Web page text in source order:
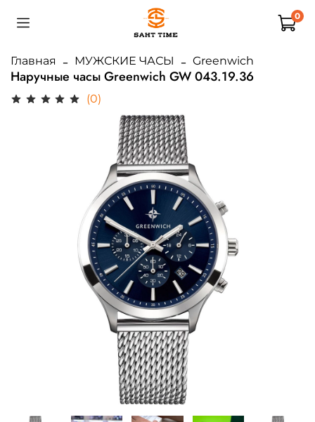
0
Главная МУЖСКИЕ ЧАСЫ Greenwich
Наручные часы Greenwich GW 043.19.36
(0)